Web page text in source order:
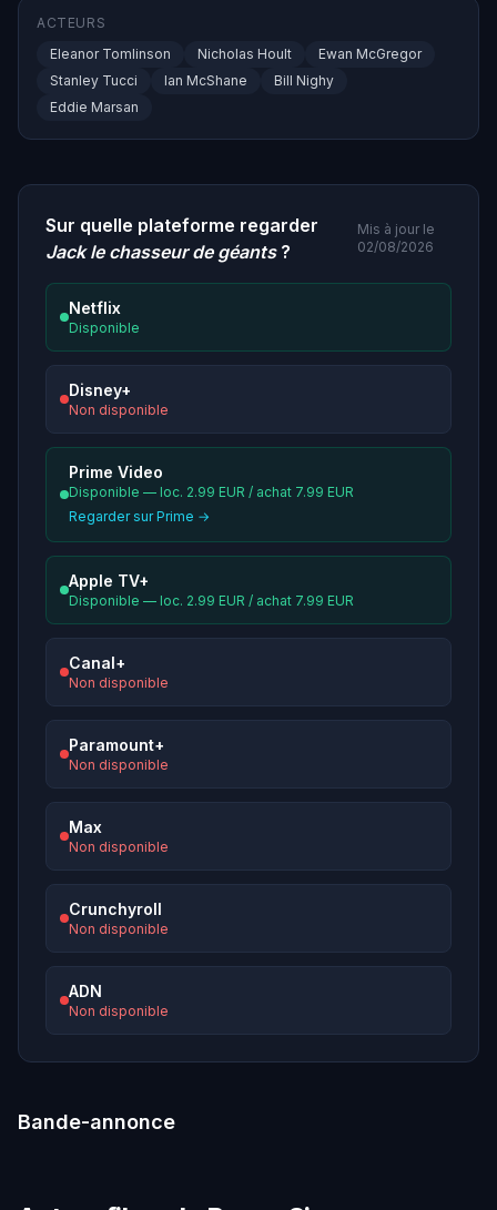
ACTEURS
Eleanor Tomlinson
Nicholas Hoult
Ewan McGregor
Stanley Tucci
Ian McShane
Bill Nighy
Eddie Marsan
Sur quelle plateforme regarder
Jack le chasseur de géants?
Mis à jour le
02/08/2026
Netflix
Disponible
Disney+
Non disponible
Prime Video
Disponible — loc. 2.99 EUR / achat 7.99 EUR
Regarder sur Prime →
Apple TV+
Disponible — loc. 2.99 EUR / achat 7.99 EUR
Canal+
Non disponible
Paramount+
Non disponible
Max
Non disponible
Crunchyroll
Non disponible
ADN
Non disponible
Bande-annonce